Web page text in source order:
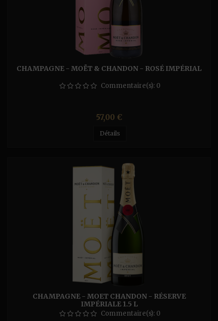
CHAMPAGNE - MOËT & CHANDON - ROSÉ IMPÉRIAL
Commentaire(s): 0
Prix
57,00 €
Détails
CHAMPAGNE - MOET CHANDON - RÉSERVE
IMPÉRIALE 1.5 L
Commentaire(s): 0